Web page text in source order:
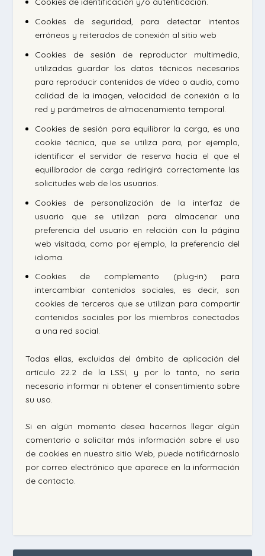
Cookies de seguridad, para detectar intentos
erróneos y reiterados de conexión al sitio web
Cookies de sesión de reproductor multimedia,
utilizadas guardar los datos técnicos necesarios
para reproducir contenidos de vídeo o audio, como
calidad de la imagen, velocidad de conexión a la
red y parámetros de almacenamiento temporal.
Cookies de sesión para equilibrar la carga, es una
cookie técnica, que se utiliza para, por ejemplo,
identificar el servidor de reserva hacia el que el
equilibrador de carga redirigirá correctamente las
solicitudes web de los usuarios.
Cookies de personalización de la interfaz de
usuario que se utilizan para almacenar una
preferencia del usuario en relación con la página
web visitada, como por ejemplo, la preferencia del
idioma.
Cookies de complemento (plug-in) para
intercambiar contenidos sociales, es decir, son
cookies de terceros que se utilizan para compartir
contenidos sociales por los miembros conectados
a una red social.
Todas ellas, excluidas del ámbito de aplicación del
artículo 22.2 de la LSSI, y por lo tanto, no sería
necesario informar ni obtener el consentimiento sobre
su uso.
Si en algún momento desea hacernos llegar algún
comentario o solicitar más información sobre el uso
de cookies en nuestro sitio Web, puede notificárnoslo
por correo electrónico que aparece en la información
de contacto.